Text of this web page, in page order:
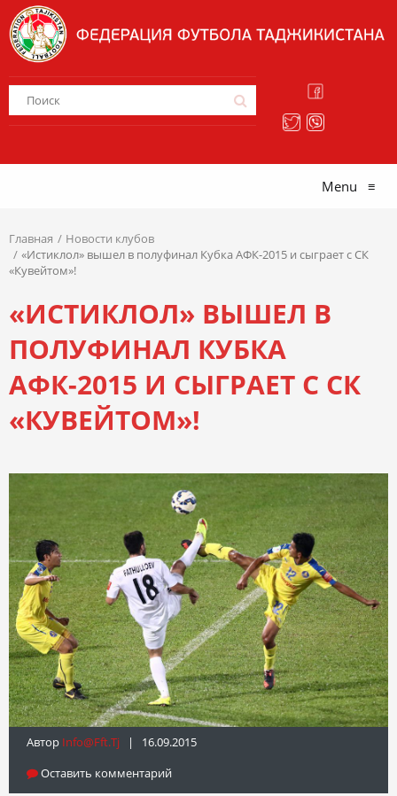
Menu ≡
Главная
Новости клубов
«Истиклол» вышел в полуфинал Кубка АФК-2015 и сыграет с СК
«Кувейтом»!
«ИСТИКЛОЛ» ВЫШЕЛ В
ПОЛУФИНАЛ КУБКА
АФК-2015 И СЫГРАЕТ С СК
«КУВЕЙТОМ»!
Автор Info@fft.tj | 16.09.2015
Оставить комментарий